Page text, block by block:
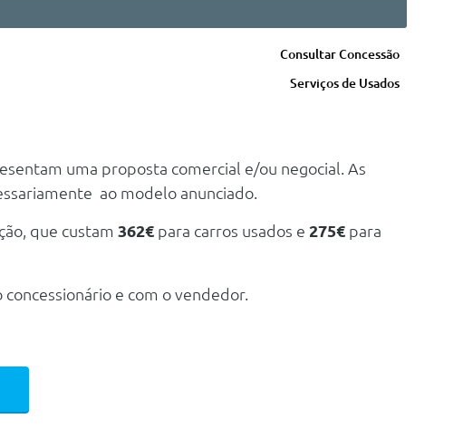
Consultar Concessão
Serviços de Usados
uma proposta comercial e/ou negocial. As
ao modelo anunciado.
que custam 362€para carros usados e 275€para
e com o vendedor.